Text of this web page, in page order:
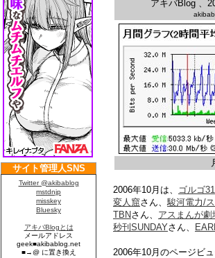
アキバBlog 、
2006年10月は、 ゴルゴ31
変人窟さん、駿河電力/
TBNさん、 アスまんが劇
秒刊SUNDAYさん、
2006年10月のページビ